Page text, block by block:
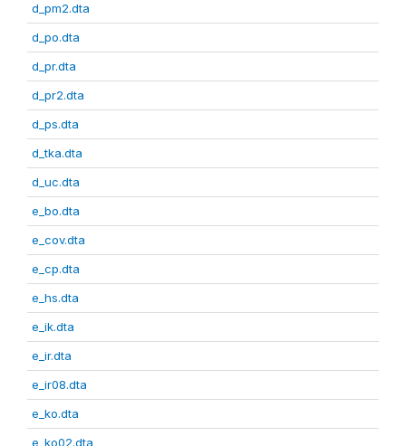
d_pm2.dta
d_po.dta
d_pr.dta
d_pr2.dta
d_ps.dta
d_tka.dta
d_uc.dta
e_bo.dta
e_cov.dta
e_cp.dta
e_hs.dta
e_ik.dta
e_ir.dta
e_ir08.dta
e_ko.dta
e_ko02.dta